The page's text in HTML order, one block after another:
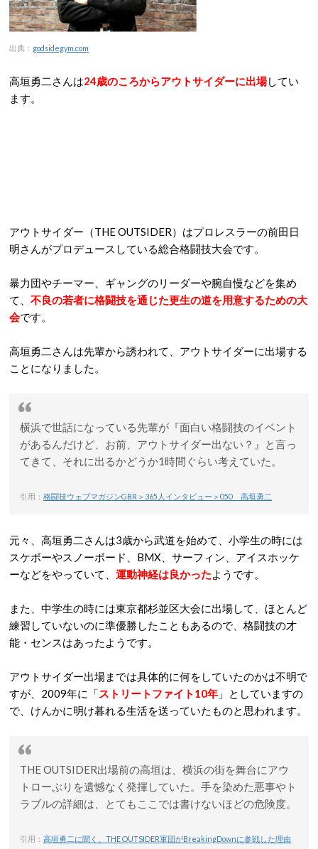
出典： godsidegym.com
高垣勇二さんは24歳のころからアウトサイダーに出場してい
ます。
アウトサイダー（THE OUTSIDER）はプロレスラーの前田日
明さんがプロデュースしている総合格闘技大会です。
暴力団やチーマー、ギャングのリーダーや腕自慢などを集め
て、 不良の若者に格闘技を通じた更生の道を用意するための大
会です。
高垣勇二さんは先輩から誘われて、アウトサイダーに出場する
ことになりました。
横浜で世話になっている先輩が『面白い格闘技のイベント
があるんだけど、お前、アウトサイダー出ない？』と言っ
てきて、それに出るかどうか1時間ぐらい考えていた。
引用： 格闘技ウェブマガジンGBR＞365人インタビュー＞050 高垣勇二
元々、高垣勇二さんは3歳から武道を始めて、小学生の時には
スケボーやスノーボード、BMX、サーフィン、アイスホッケ
ーなどをやっていて、 運動神経は良かったようです。
また、中学生の時には東京都杉並区大会に出場して、ほとんど
練習していないのに準優勝したこともあるので、格闘技の才
能・センスはあったようです。
アウトサイダー出場までは具体的に何をしていたのかは不明で
すが、2009年に「ストリートファイト10年 」としていますの
で、けんかに明け暮れる生活を送っていたものと思われます。
THE OUTSIDER出場前の高垣は、横浜の街を舞台にアウ
トローぶりを遺憾なく発揮していた。手を染めた悪事やト
ラブルの詳細は、とてもここでは書けないほどの危険度。
引用： 高垣勇二に聞く、THE OUTSIDER軍団がBreakingDownに参戦した理由